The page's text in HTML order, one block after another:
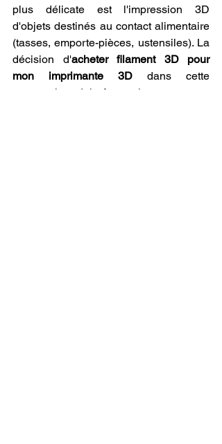
plus délicate est l'impression 3D
d'objets destinés au contact alimentaire
(tasses, emporte-pièces, ustensiles). La
décision d'acheter filament 3D pour
mon imprimante 3D dans cette
perspective doit être prise avec une